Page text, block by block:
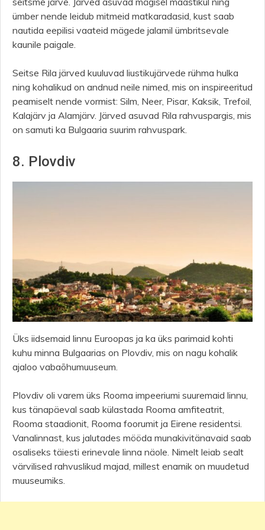
ümber nende leidub mitmeid matkaradasid, kust saab
nautida eepilisi vaateid mägede jalamil ümbritsevale
kaunile paigale.
Seitse Rila järved kuuluvad liustikujärvede rühma hulka
ning kohalikud on andnud neile nimed, mis on inspireeritud
peamiselt nende vormist: Silm, Neer, Pisar, Kaksik, Trefoil,
Kalajärv ja Alamjärv. Järved asuvad Rila rahvuspargis, mis
on samuti ka Bulgaaria suurim rahvuspark.
8. Plovdiv
Üks iidsemaid linnu Euroopas ja ka üks parimaid kohti
kuhu minna Bulgaarias on Plovdiv, mis on nagu kohalik
ajaloo vabaõhumuuseum.
Plovdiv oli varem üks Rooma impeeriumi suuremaid linnu,
kus tänapäeval saab külastada Rooma amfiteatrit,
Rooma staadionit, Rooma foorumit ja Eirene residentsi.
Vanalinnast, kus jalutades mööda munakivitänavaid saab
osaliseks täiesti erinevale linna näole. Nimelt leiab sealt
värvilised rahvuslikud majad, millest enamik on muudetud
muuseumiks.